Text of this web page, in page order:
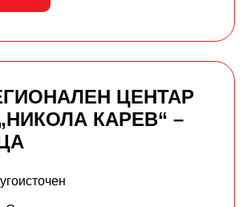
ЦЕНТАР
КАРЕВ“ –